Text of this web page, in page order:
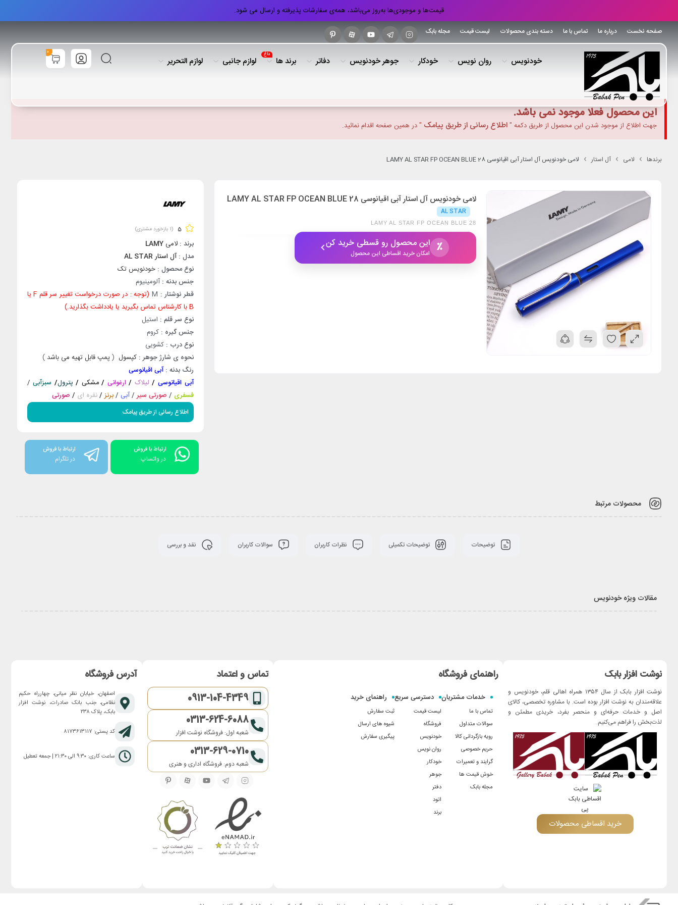
قیمت‌ها و موجودی‌ها به‌روز می‌باشد، همه‌ی سفارشات پذیرفته و ارسال می شود.
صفحه نخست درباره ما تماس با ما دسته بندی محصولات لیست قیمت مجله بابک
خودنویس روان نویس خودکار جوهر خودنویس دفاتر برند ها
داغ
لوازم جانبی لوازم التحریر
0
این محصول فعلا موجود نمی باشد.
جهت اطلاع از موجود شدن این محصول از طریق دکمه "اطلاع رسانی از طریق پیامک " در همین صفحه اقدام نمائید.
برندها لامی آل استار لامی خودنویس آل استار آبی اقیانوسی LAMY AL STAR FP OCEAN BLUE 28
لامی خودنویس آل استار آبی اقیانوسی LAMY AL STAR FP OCEAN BLUE 28
AL STAR
LAMY AL STAR FP OCEAN BLUE 28
٪ این محصول رو قسطی خرید کن
امکان خرید اقساطی این محصول
5
(
1 بازخورد مشتری)
برند :لامیLAMY
مدل :آل استار AL STAR
نوع محصول :خودنویس تک
جنس بدنه :آلومینیوم
قطر نوشتار : M
(توجه : در صورت درخواست تغییر سر قلم F یا
B با کارشناس تماس بگیرید یا یادداشت بگذارید.)
نوع سر قلم : استیل
جنس گيره : کروم
نوع درب : کشویی
نحوه ی شارژ جوهر : کپسول ( پمپ قابل تهیه می باشد )
رنگ بدنه :آبی اقیانوسی
آبی اقیانوسی/ لیلاک / ارغوانی /مشکی / پترول/ سبزآبی /
فسفری / صورتی سیر /آبی /برنز/نقره ای / صورتی
اطلاع رسانی از طریق پیامک
ارتباط با فروش
در واتساپ
ارتباط با فروش
در تلگرام
محصولات مرتبط
توضیحات توضیحات تکمیلی نظرات کاربران سوالات کاربران نقد و بررسی
مقالات ویژه خودنویس
نوشت افزار بابک
نوشت افزار بابک از سال ۱۳۵۴ همراه اهالی قلم، خودنویس و
علاقه‌مندان به نوشت افزار بوده است. با مشاوره تخصصی، کالای
اصل و خدمات حرفه‌ای و منحصر بفرد، خریدی مطمئن و
لذت‌بخش را فراهم می‌کنیم.
خرید اقساطی محصولات
راهنمای فروشگاه
خدمات مشتریان
تماس با ما
سوالات متداول
رویه بازگردانی کالا
حریم خصوصی
گرایند و تعمیرات
خوش قیمت ها
مجله بابک
دسترسی سریع
لیست قیمت
فروشگاه
خودنویس
روان نویس
خودکار
جوهر
دفتر
اتود
برند
راهنمای خرید
ثبت سفارش
شیوه های ارسال
پیگیری سفارش
تماس و اعتماد
0913-104-4349
0313-624-6088
شعبه اول: فروشگاه نوشت افزار
0313-629-0710
شعبه دوم: فروشگاه اداری و هنری
آدرس فروشگاه
اصفهان، خیابان نظر میانی، چهارراه حکیم
نظامی، جنب بانک صادرات، نوشت افزار
بابک، پلاک ۲۳۸
کد پستی: ۸۱۷۳۶۱۳۱۱۷
ساعت کاری: ۹:۳۰ الی ۲۱:۳۰ | جمعه تعطیل